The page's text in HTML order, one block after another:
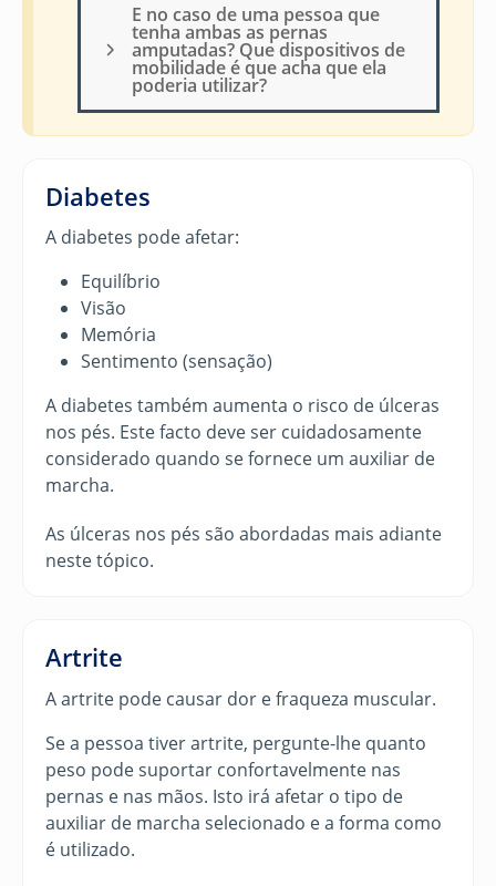
E no caso de uma pessoa que
tenha ambas as pernas
amputadas? Que dispositivos de
mobilidade é que acha que ela
poderia utilizar?
Diabetes
A diabetes pode afetar:
Equilíbrio
Visão
Memória
Sentimento (sensação)
A diabetes também aumenta o risco de úlceras
nos pés. Este facto deve ser cuidadosamente
considerado quando se fornece um auxiliar de
marcha.
As úlceras nos pés são abordadas mais adiante
neste tópico.
Artrite
A artrite pode causar dor e fraqueza muscular.
Se a pessoa tiver artrite, pergunte-lhe quanto
peso pode suportar confortavelmente nas
pernas e nas mãos. Isto irá afetar o tipo de
auxiliar de marcha selecionado e a forma como
é utilizado.